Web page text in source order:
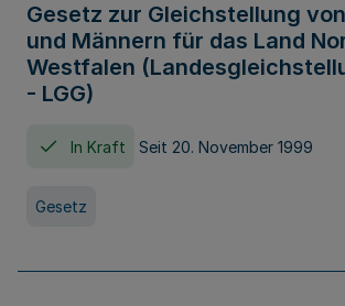
Gesetz zur Gleichstellung
und Männern für das Land
Westfalen
- LGG)
In Kraft Seit 20. November 1999
Gesetz